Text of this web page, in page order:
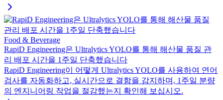
Food & Beverage
RapiD Engineering은 Ultralytics YOLO를 통해 해산물 품질 관
리 배포 시간을 1주일 단축했습니다
RapiD Engineering이 어떻게 Ultralytics YOLO를 사용하여 연어
검사를 자동화하고, 실시간으로 결함을 감지하며, 1주일 분량
의 엔지니어링 작업을 절감했는지 확인해 보십시오.